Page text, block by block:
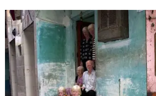
TÓPICOS
SUPREMO TRIBUNAL FEDERAL POLÍTICA